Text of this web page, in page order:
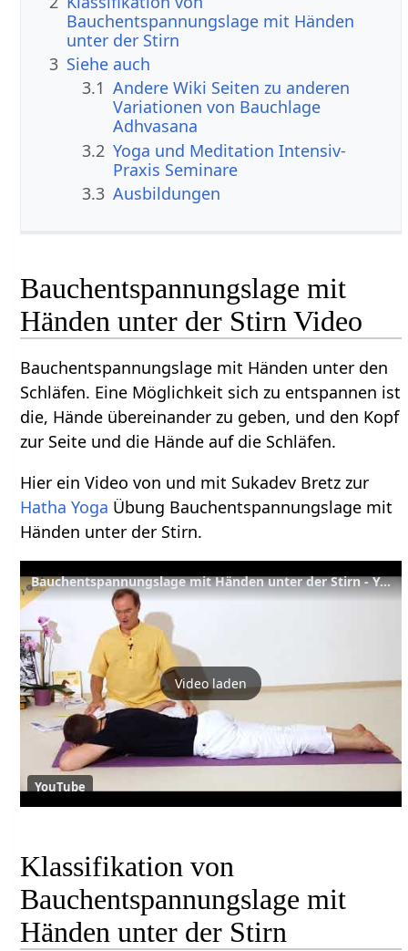
Bauchentspannungslage mit Händen
unter der Stirn
3 Siehe auch
3.1 Andere Wiki Seiten zu anderen
Variationen von Bauchlage
Adhvasana
3.2 Yoga und Meditation Intensiv-
Praxis Seminare
3.3 Ausbildungen
Bauchentspannungslage mit
Händen unter der Stirn Video
Bauchentspannungslage mit Händen unter den
Schläfen. Eine Möglichkeit sich zu entspannen ist
die, Hände übereinander zu geben, und den Kopf
zur Seite und die Hände auf die Schläfen.
Hier ein Video von und mit Sukadev Bretz zur
Hatha Yoga Übung Bauchentspannungslage mit
Händen unter der Stirn.
Bauchentspannungslage mit Händen unter der Stirn - Yoga Asana Lexikon
Video laden
YouTube
Klassifikation von
Bauchentspannungslage mit
Händen unter der Stirn